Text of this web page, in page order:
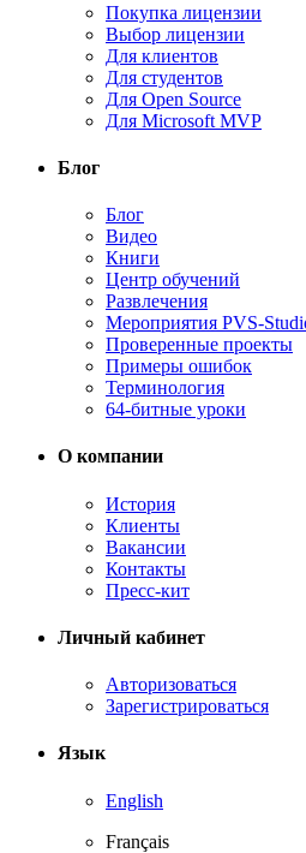
Покупка лицензии
Выбор лицензии
Для клиентов
Для студентов
Для Open Source
Для Microsoft MVP
Блог
Блог
Видео
Книги
Центр обучений
Развлечения
Мероприятия PVS-
Проверенные проекты
Примеры ошибок
Терминология
64-битные уроки
О компании
История
Клиенты
Вакансии
Контакты
Пресс-кит
Личный кабинет
Авторизоваться
Зарегистрироваться
Язык
English
Français